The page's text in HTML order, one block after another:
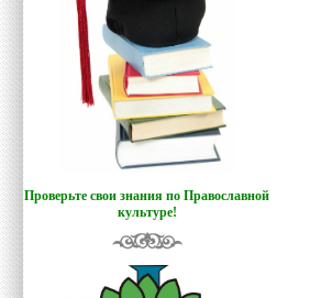
Проверьте свои знания по Православной
культуре!